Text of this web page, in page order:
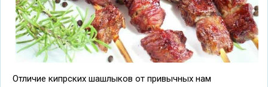
Отличие кипрских шашлыков от привычных нам